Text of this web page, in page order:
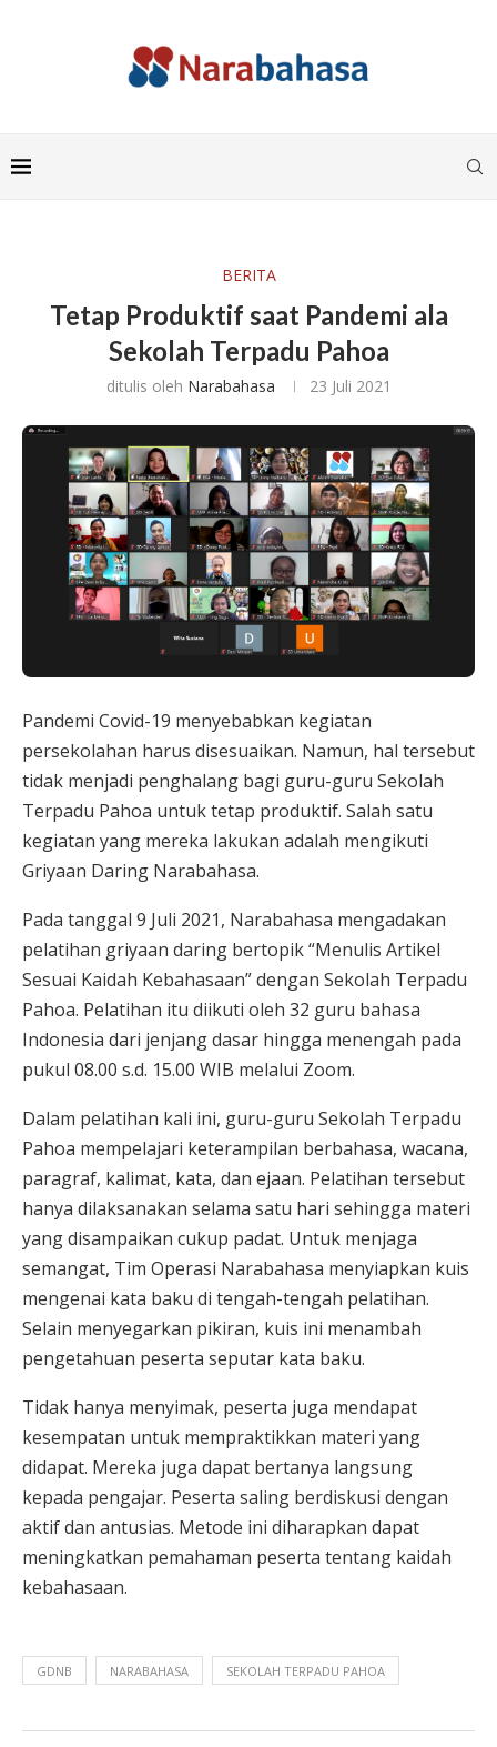
BERITA
Tetap Produktif saat Pandemi ala
Sekolah Terpadu Pahoa
ditulis oleh Narabahasa 23 Juli 2021
Pandemi Covid-19 menyebabkan kegiatan
persekolahan harus disesuaikan. Namun, hal tersebut
tidak menjadi penghalang bagi guru-guru Sekolah
Terpadu Pahoa untuk tetap produktif. Salah satu
kegiatan yang mereka lakukan adalah mengikuti
Griyaan Daring Narabahasa.
Pada tanggal 9 Juli 2021, Narabahasa mengadakan
pelatihan griyaan daring bertopik “Menulis Artikel
Sesuai Kaidah Kebahasaan” dengan Sekolah Terpadu
Pahoa. Pelatihan itu diikuti oleh 32 guru bahasa
Indonesia dari jenjang dasar hingga menengah pada
pukul 08.00 s.d. 15.00 WIB melalui Zoom.
Dalam pelatihan kali ini, guru-guru Sekolah Terpadu
Pahoa mempelajari keterampilan berbahasa, wacana,
paragraf, kalimat, kata, dan ejaan. Pelatihan tersebut
hanya dilaksanakan selama satu hari sehingga materi
yang disampaikan cukup padat. Untuk menjaga
semangat, Tim Operasi Narabahasa menyiapkan kuis
mengenai kata baku di tengah-tengah pelatihan.
Selain menyegarkan pikiran, kuis ini menambah
pengetahuan peserta seputar kata baku.
Tidak hanya menyimak, peserta juga mendapat
kesempatan untuk mempraktikkan materi yang
didapat. Mereka juga dapat bertanya langsung
kepada pengajar. Peserta saling berdiskusi dengan
aktif dan antusias. Metode ini diharapkan dapat
meningkatkan pemahaman peserta tentang kaidah
kebahasaan.
GDNB NARABAHASA SEKOLAH TERPADU PAHOA